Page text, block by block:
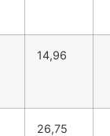
14,96
26,75